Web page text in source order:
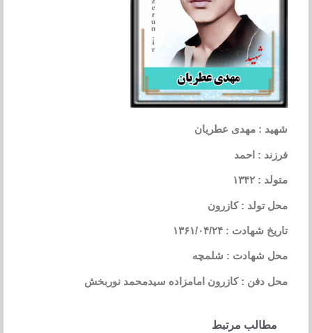
شهید : مهدی عطریان
فرزند : احمد
متولد : ۱۳۴۲
محل تولد : کازرون
تاریخ شهادت : ۱۳۶۱/۰۴/۲۴
محل شهادت : شلمچه
محل دفن : کازرون امامزاده سیدمحمد نوربخش
مطالب مرتبط